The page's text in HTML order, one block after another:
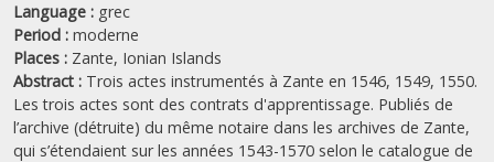
Language : grec
Period : moderne
Places : Zante, Ionian Islands
Abstract : Trois actes instrumentés à Zante en 1546, 1549, 1550.
Les trois actes sont des contrats d'apprentissage. Publiés de
l’archive (détruite) du même notaire dans les archives de Zante,
qui s’étendaient sur les années 1543-1570 selon le catalogue de